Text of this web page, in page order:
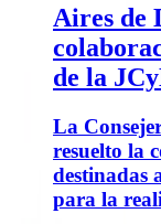
Aires de
de la
La
resuelto la
destinadas
para la